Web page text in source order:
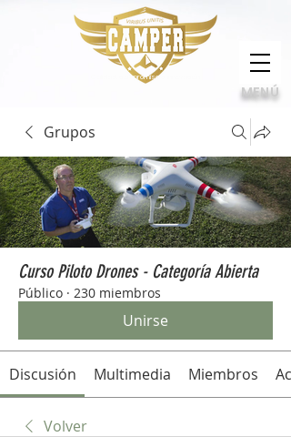
Calidad, compromiso e innovación
MENÚ
Grupos
Curso Piloto Drones - Categoría Abierta
Público · 230 miembros
Unirse
Discusión Multimedia Miembros
Volver